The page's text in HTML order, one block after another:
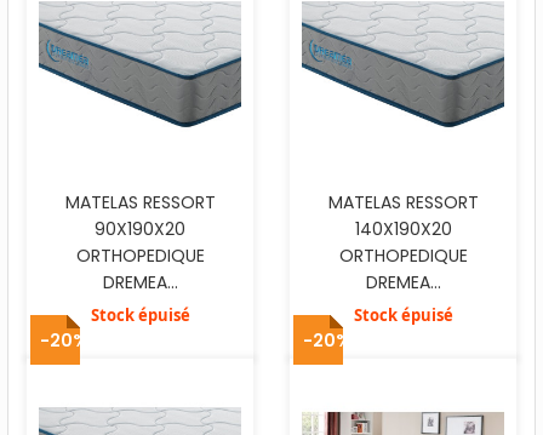
MATELAS RESSORT
90X190X20
ORTHOPEDIQUE
DREMEA...
Stock épuisé
MATELAS RESSORT
140X190X20
ORTHOPEDIQUE
DREMEA...
Stock épuisé
-20% -20%